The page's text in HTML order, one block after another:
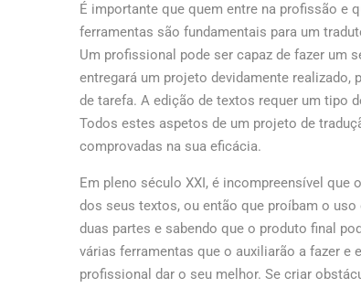
É importante que quem entre na profissão e
ferramentas são fundamentais para um
Um profissional pode ser capaz de fazer um
entregará um projeto devidamente
de tarefa. A edição de textos requer um tipo
Todos estes aspetos de um projeto de
comprovadas na sua eficácia.
Em pleno século XXI, é incompreensível
dos seus textos, ou então que proíbam o
duas partes e sabendo que o produto final
várias ferramentas que o auxiliarão a fazer e
profissional dar o seu melhor. Se criar